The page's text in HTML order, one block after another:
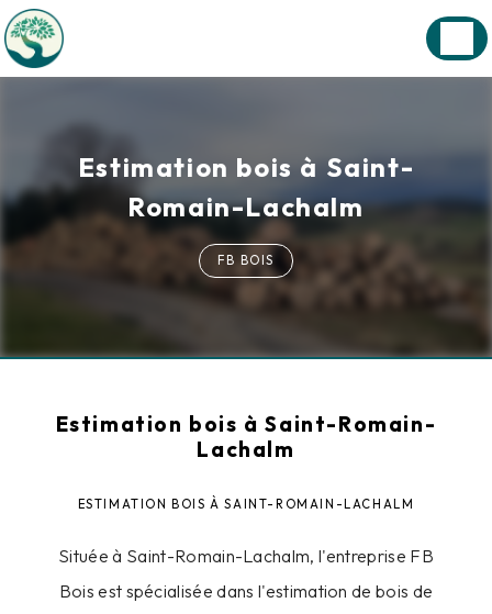
Estimation bois à Saint-
Romain-Lachalm
FB BOIS
Estimation bois à Saint-Romain-
Lachalm
ESTIMATION BOIS À SAINT-ROMAIN-LACHALM
Située à Saint-Romain-Lachalm, l'entreprise FB
Bois est spécialisée dans l'estimation de bois de
Panneau de gestion des cookies